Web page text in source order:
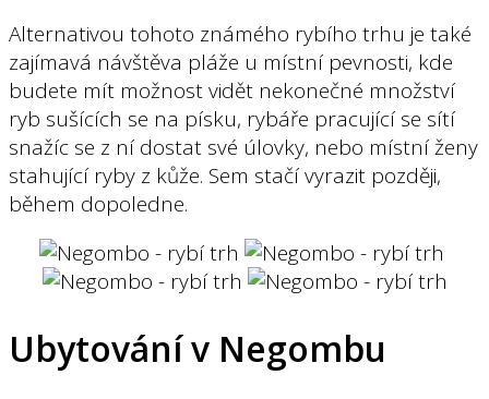
Alternativou tohoto známého rybího trhu je také
zajímavá návštěva pláže u místní pevnosti, kde
budete mít možnost vidět nekonečné množství
ryb sušících se na písku, rybáře pracující se sítí
snažíc se z ní dostat své úlovky, nebo místní ženy
stahující ryby z kůže. Sem stačí vyrazit později,
během dopoledne.
Ubytování v Negombu